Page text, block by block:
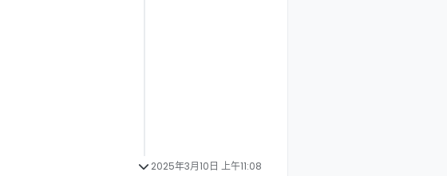
2025年3月10日 上午11:08